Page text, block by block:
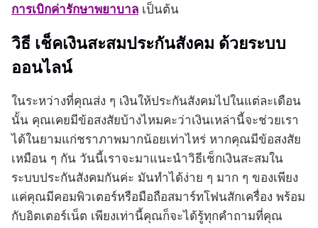
การเบิกค่ารักษาพยาบาล เป็นต้น
วิธี เช็คเงินสะสมประกันสังคม ด้วยระบบ
ออนไลน์
ในระหว่างที่คุณส่ง ๆ เงินให้ประกันสังคมไปในแต่ละเดือน
นั้น คุณเคยมีข้อสงสัยบ้างไหมคะว่าเงินเหล่านี้จะช่วยเรา
ได้ในยามแก่ชราภาพมากน้อยเท่าไหร่ หากคุณมีข้อสงสัย
เหมือน ๆ กัน วันนี้เราจะมาแนะนำวิธีเช็กเงินสะสมใน
ระบบประกันสังคมกันค่ะ มันทำได้ง่าย ๆ มาก ๆ ของเพียง
แค่คุณมีคอมพิวเตอร์หรือมือถือสมาร์ทโฟนสักเครื่อง พร้อม
กับอิตเตอร์เน็ต เพียงเท่านี้คุณก็จะได้รู้ทุกคำถามที่คุณ